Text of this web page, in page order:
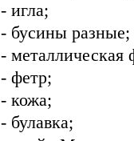
- игла;
- бусины разные;
- металлическая
- фетр;
- кожа;
- булавка;